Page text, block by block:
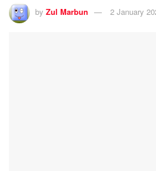
by Zul Marbun 2 January